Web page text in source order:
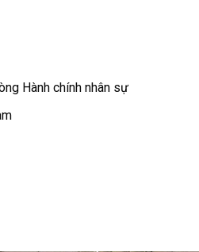
Hành chính nhân sự